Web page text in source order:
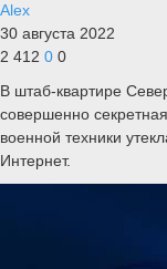
Alex
30 августа 2022
2 412 0 0
В штаб-квартире
совершенно
военной техники
Интернет.